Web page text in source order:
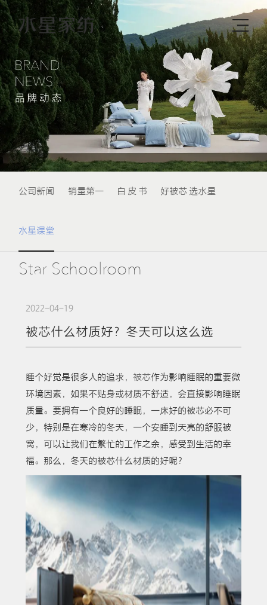
公司新闻 销量第一 白 皮 书 好被芯 选水星
水星课堂
Star Schoolroom
2022-04-19
被芯什么材质好？冬天可以这么选
睡个好觉是很多人的追求， 被芯作为影响睡眠的重要微
环境因素，如果不贴身或材质不舒适，会直接影响睡眠
质量。要拥有一个良好的睡眠，一床好的被芯必不可
少，特别是在寒冷的冬天，一个安睡到天亮的舒服被
窝，可以让我们在繁忙的工作之余，感受到生活的幸
福。那么，冬天的被芯什么材质的好呢？